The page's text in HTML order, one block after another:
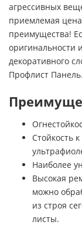
агрессивных
приемлемая
преимущества!
оригинальности
декоративного
Профлист Панель.
Стойкость
Наиболее
Высокая
можно
из строя
листы.